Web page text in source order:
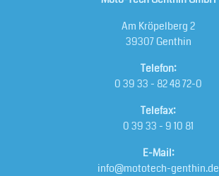
Am Kröpelberg 2
39307 Genthin
Telefon:
0 39 33 - 82 48 72-0
Telefax:
0 39 33 - 9 10 81
E-Mail:
info@mototech-genthin.de